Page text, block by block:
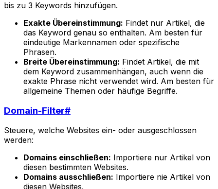
bis zu 3 Keywords hinzufügen.
Exakte Übereinstimmung: Findet nur Artikel, die
das Keyword genau so enthalten. Am besten für
eindeutige Markennamen oder spezifische
Phrasen.
Breite Übereinstimmung: Findet Artikel, die mit
dem Keyword zusammenhängen, auch wenn die
exakte Phrase nicht verwendet wird. Am besten für
allgemeine Themen oder häufige Begriffe.
Domain-Filter#
Steuere, welche Websites ein- oder ausgeschlossen
werden:
Domains einschließen: Importiere nur Artikel von
diesen bestimmten Websites.
Domains ausschließen: Importiere nie Artikel von
diesen Websites.